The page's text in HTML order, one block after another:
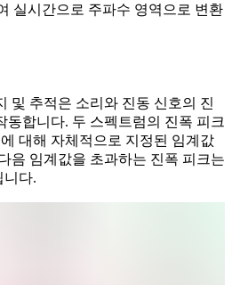
실시간으로 주파수 영역으로 변환
및 추적은 소리와 진동 신호의 진
동합니다. 두 스펙트럼의 진폭 피크
대해 자체적으로 지정된 임계값
음 임계값을 초과하는 진폭 피크는
니다.